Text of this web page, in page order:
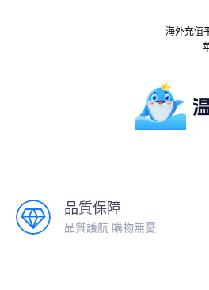
海外充值
品質保障
品質護航 購物無憂